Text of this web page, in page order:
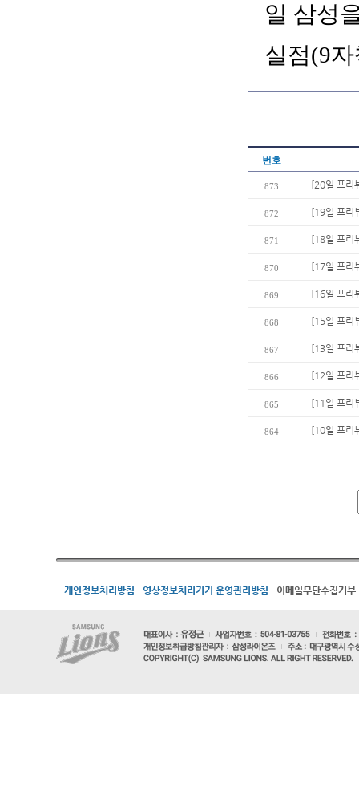
일 삼성
실점(9
번호
873 [20일 프리
872 [19일 프리
871 [18일 프리
870 [17일 프리
869 [16일 프리
868 [15일 프리
867 [13일 프리
866 [12일 프리
865 [11일 프리
864 [10일 프리
개인정보처리방침 영상정보처리기기 운영관리방침 이메일무단수집거부